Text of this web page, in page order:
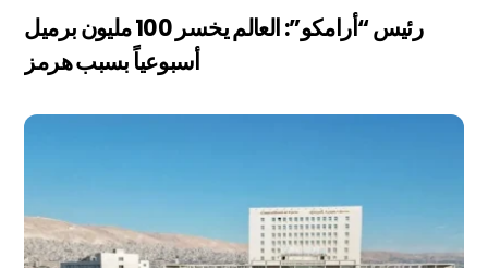
رئيس “أرامكو”: العالم يخسر 100 مليون برميل
أسبوعياً بسبب هرمز